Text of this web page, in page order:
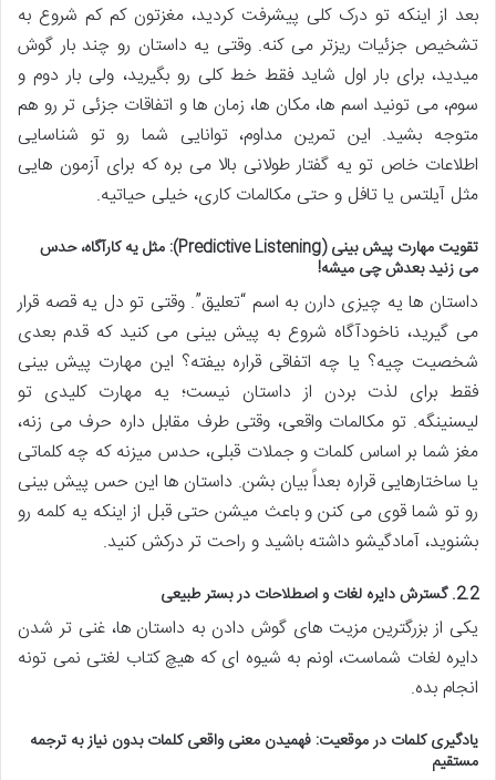
بعد از اینکه تو درک کلی پیشرفت کردید، مغزتون کم کم شروع به
تشخیص جزئیات ریزتر می کنه. وقتی یه داستان رو چند بار گوش
میدید، برای بار اول شاید فقط خط کلی رو بگیرید، ولی بار دوم و
سوم، می تونید اسم ها، مکان ها، زمان ها و اتفاقات جزئی تر رو هم
متوجه بشید. این تمرین مداوم، توانایی شما رو تو شناسایی
اطلاعات خاص تو یه گفتار طولانی بالا می بره که برای آزمون هایی
مثل آیلتس یا تافل و حتی مکالمات کاری، خیلی حیاتیه.
تقویت مهارت پیش بینی (Predictive Listening): مثل یه کارآگاه، حدس
می زنید بعدش چی میشه!
داستان ها یه چیزی دارن به اسم “تعلیق”. وقتی تو دل یه قصه قرار
می گیرید، ناخودآگاه شروع به پیش بینی می کنید که قدم بعدی
شخصیت چیه؟ یا چه اتفاقی قراره بیفته؟ این مهارت پیش بینی
فقط برای لذت بردن از داستان نیست؛ یه مهارت کلیدی تو
لیسنینگه. تو مکالمات واقعی، وقتی طرف مقابل داره حرف می زنه،
مغز شما بر اساس کلمات و جملات قبلی، حدس میزنه که چه کلماتی
یا ساختارهایی قراره بعداً بیان بشن. داستان ها این حس پیش بینی
رو تو شما قوی می کنن و باعث میشن حتی قبل از اینکه یه کلمه رو
بشنوید، آمادگیشو داشته باشید و راحت تر درکش کنید.
2.2. گسترش دایره لغات و اصطلاحات در بستر طبیعی
یکی از بزرگترین مزیت های گوش دادن به داستان ها، غنی تر شدن
دایره لغات شماست، اونم به شیوه ای که هیچ کتاب لغتی نمی تونه
انجام بده.
یادگیری کلمات در موقعیت: فهمیدن معنی واقعی کلمات بدون نیاز به ترجمه
مستقیم